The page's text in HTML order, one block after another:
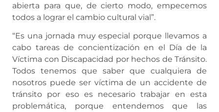
abierta para que, de cierto modo, empecemos
todos a lograr el cambio cultural vial”.
“Es una jornada muy especial porque llevamos a
cabo tareas de concientización en el Día de la
Víctima con Discapacidad por hechos de Tránsito.
Todos tenemos que saber que cualquiera de
nosotros puede ser víctima de un accidente de
tránsito por eso es necesario trabajar en esta
problemática, porque entendemos que las